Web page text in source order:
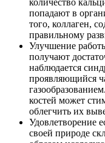
попадают в
того, коллаген,
правильному
Улучшение
получают
наблюдается
проявляющийся
костей может
облегчить их
Удовлетворение
своей природе